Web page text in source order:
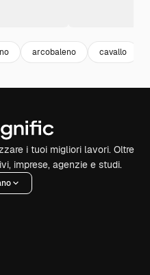
arcobaleno cavallo
i tuoi migliori lavori. Oltre
imprese, agenzie e studi.